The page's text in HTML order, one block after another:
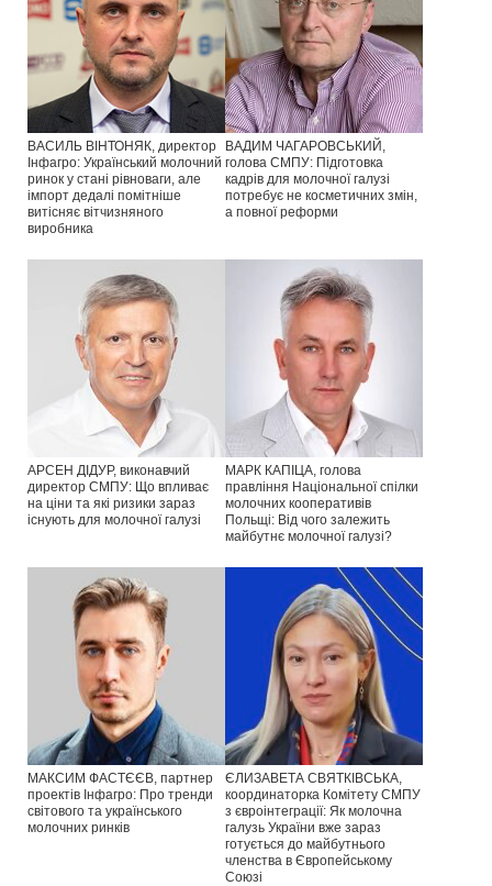
ВАСИЛЬ ВІНТОНЯК, директор
Інфагро: Український молочний
ринок у стані рівноваги, але
імпорт дедалі помітніше
витісняє вітчизняного
виробника
ВАДИМ ЧАГАРОВСЬКИЙ,
голова СМПУ: Підготовка
кадрів для молочної галузі
потребує не косметичних змін,
а повної реформи
АРСЕН ДІДУР, виконавчий
директор СМПУ: Що впливає
на ціни та які ризики зараз
існують для молочної галузі
МАРК КАПІЦА, голова
правління Національної спілки
молочних кооперативів
Польщі: Від чого залежить
майбутнє молочної галузі?
МАКСИМ ФАСТЄЄВ, партнер
проектів Інфагро: Про тренди
світового та українського
молочних ринків
ЄЛИЗАВЕТА СВЯТКІВСЬКА,
координаторка Комітету СМПУ
з євроінтеграції: Як молочна
галузь України вже зараз
готується до майбутнього
членства в Європейському
Союзі